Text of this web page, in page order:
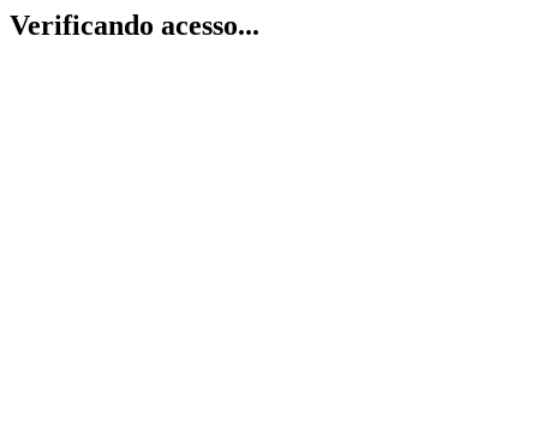
Verificando acesso...